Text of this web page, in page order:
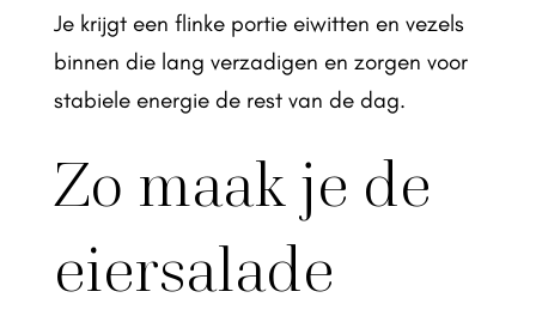
Je krijgt een flinke portie eiwitten en vezels
binnen die lang verzadigen en zorgen voor
stabiele energie de rest van de dag.
Zo maak je de
eiersalade